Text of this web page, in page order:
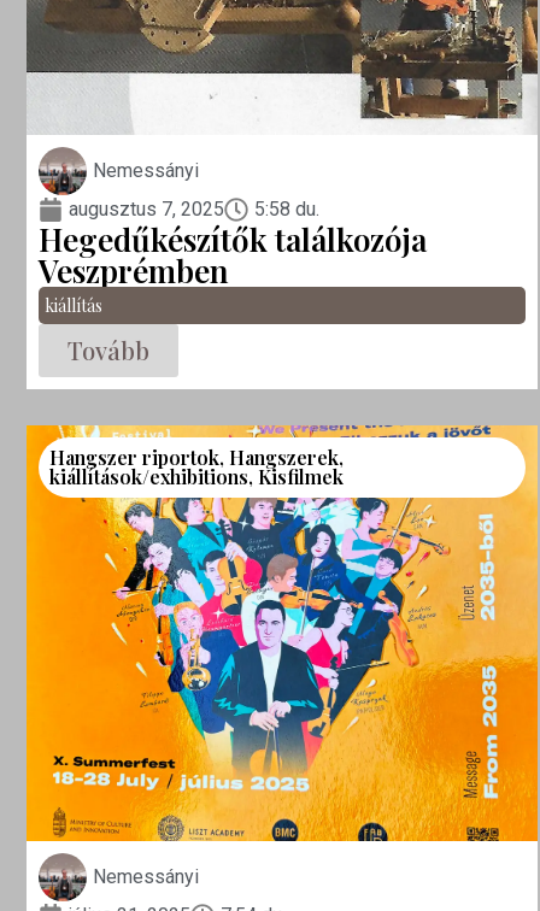
Nemessányi
augusztus 7, 2025
5:58 du.
Hegedűkészítők találkozója
Veszprémben
kiállítás
Tovább
Hangszer riportok, Hangszerek,
kiállítások/exhibitions, Kisfilmek
Nemessányi